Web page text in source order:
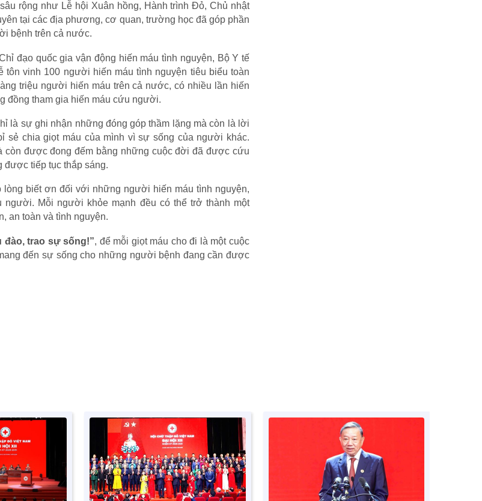
rộng như Lễ hội Xuân hồng, Hành trình Đỏ, Chủ nhật
tại các địa phương, cơ quan, trường học đã góp phần
bệnh trên cả nước.
đạo quốc gia vận động hiến máu tình nguyện, Bộ Y tế
vinh 100 người hiến máu tình nguyện tiêu biểu toàn
triệu người hiến máu trên cả nước, có nhiều lần hiến
đồng tham gia hiến máu cứu người.
là sự ghi nhận những đóng góp thầm lặng mà còn là lời
sẻ chia giọt máu của mình vì sự sống của người khác.
còn được đong đếm bằng những cuộc đời đã được cứu
tiếp tục thắp sáng.
biết ơn đối với những người hiến máu tình nguyện,
Mỗi người khỏe mạnh đều có thể trở thành một
an toàn và tình nguyện.
đào, trao sự sống!”, để mỗi giọt máu cho đi là một cuộc
đến sự sống cho những người bệnh đang cần được